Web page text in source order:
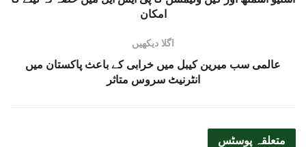
امکان
اگلا دیکھیں
عالمی سب میرین کیبل میں خرابی کے باعث پاکستان میں
انٹرنیٹ سروس متاثر
متعلقہ پوسٹس